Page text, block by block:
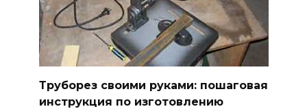
Труборез своими руками: пошаговая
инструкция по изготовлению